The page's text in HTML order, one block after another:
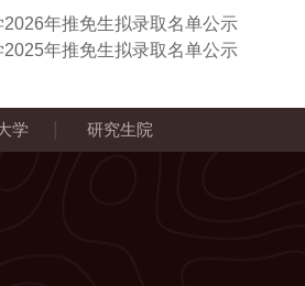
2026年推免生拟录取名单公示
2025年推免生拟录取名单公示
学 | 研究生院